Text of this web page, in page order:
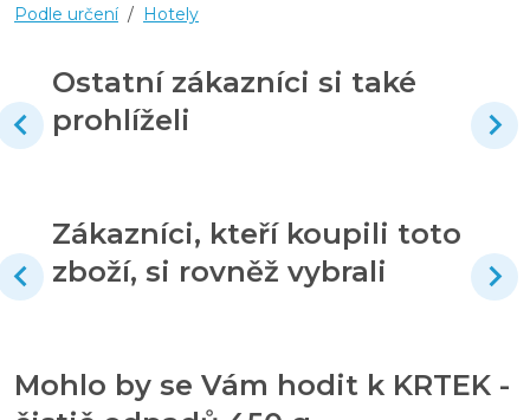
Podle určení / Hotely
Ostatní zákazníci si také
prohlíželi
Zákazníci, kteří koupili toto
zboží, si rovněž vybrali
Mohlo by se Vám hodit k KRTEK -